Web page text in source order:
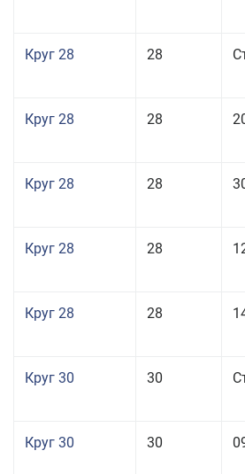
Круг 28 28
Круг 28 28
Круг 28 28
Круг 28 28
Круг 28 28
Круг 30 30
Круг 30 30